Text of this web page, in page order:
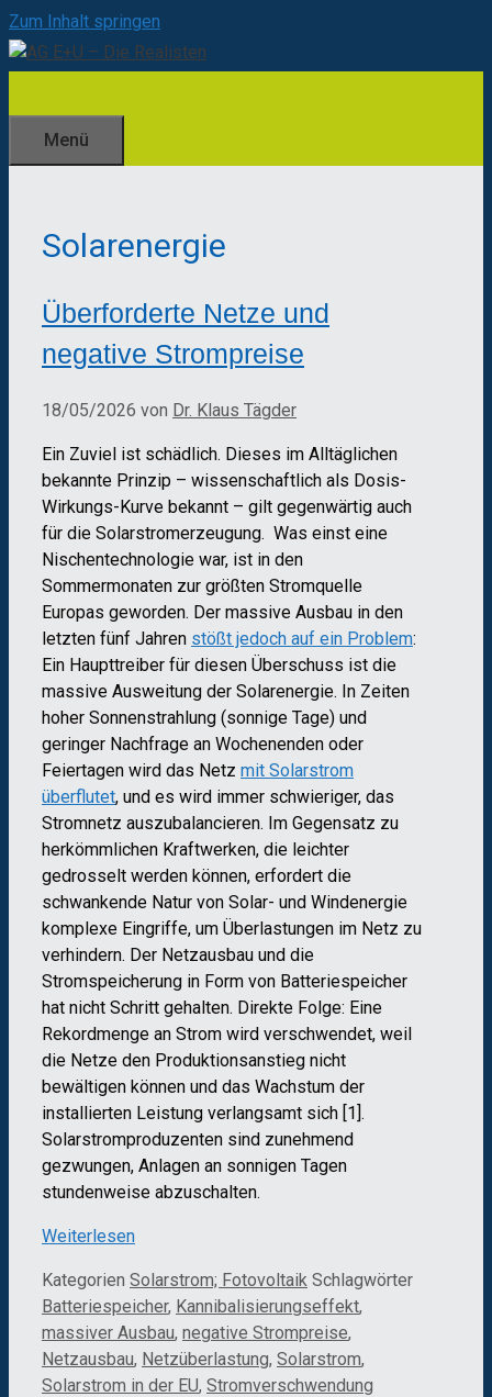
Zum Inhalt springen
Menü
Solarenergie
Überforderte Netze und
negative Strompreise
18/05/2026 von Dr. Klaus Tägder
Ein Zuviel ist schädlich. Dieses im Alltäglichen
bekannte Prinzip – wissenschaftlich als Dosis-
Wirkungs-Kurve bekannt – gilt gegenwärtig auch
für die Solarstromerzeugung. Was einst eine
Nischentechnologie war, ist in den
Sommermonaten zur größten Stromquelle
Europas geworden. Der massive Ausbau in den
letzten fünf Jahren stößt jedoch auf ein Problem:
Ein Haupttreiber für diesen Überschuss ist die
massive Ausweitung der Solarenergie. In Zeiten
hoher Sonnenstrahlung (sonnige Tage) und
geringer Nachfrage an Wochenenden oder
Feiertagen wird das Netz mit Solarstrom
überflutet, und es wird immer schwieriger, das
Stromnetz auszubalancieren. Im Gegensatz zu
herkömmlichen Kraftwerken, die leichter
gedrosselt werden können, erfordert die
schwankende Natur von Solar- und Windenergie
komplexe Eingriffe, um Überlastungen im Netz zu
verhindern. Der Netzausbau und die
Stromspeicherung in Form von Batteriespeicher
hat nicht Schritt gehalten. Direkte Folge: Eine
Rekordmenge an Strom wird verschwendet, weil
die Netze den Produktionsanstieg nicht
bewältigen können und das Wachstum der
installierten Leistung verlangsamt sich [1].
Solarstromproduzenten sind zunehmend
gezwungen, Anlagen an sonnigen Tagen
stundenweise abzuschalten.
Weiterlesen
Kategorien Solarstrom; Fotovoltaik Schlagwörter
Batteriespeicher, Kannibalisierungseffekt,
massiver Ausbau, negative Strompreise,
Netzausbau, Netzüberlastung, Solarstrom,
Solarstrom in der EU, Stromverschwendung